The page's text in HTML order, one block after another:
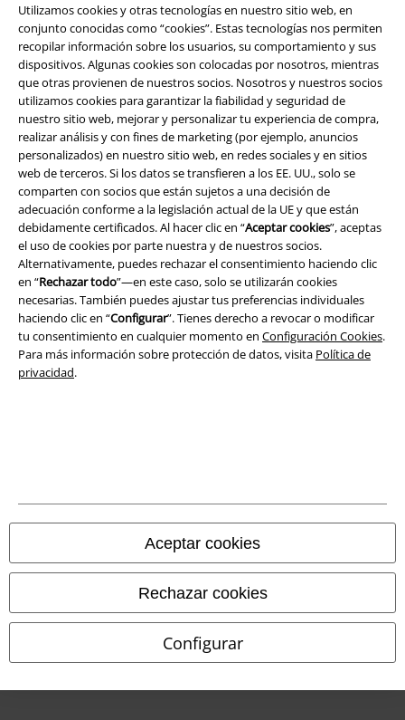
Utilizamos cookies y otras tecnologías en nuestro sitio web, en
conjunto conocidas como “cookies”. Estas tecnologías nos permiten
recopilar información sobre los usuarios, su comportamiento y sus
dispositivos. Algunas cookies son colocadas por nosotros, mientras
que otras provienen de nuestros socios. Nosotros y nuestros socios
utilizamos cookies para garantizar la fiabilidad y seguridad de
nuestro sitio web, mejorar y personalizar tu experiencia de compra,
realizar análisis y con fines de marketing (por ejemplo, anuncios
personalizados) en nuestro sitio web, en redes sociales y en sitios
web de terceros. Si los datos se transfieren a los EE. UU., solo se
comparten con socios que están sujetos a una decisión de
adecuación conforme a la legislación actual de la UE y que están
debidamente certificados. Al hacer clic en “Aceptar cookies”, aceptas
el uso de cookies por parte nuestra y de nuestros socios.
Alternativamente, puedes rechazar el consentimiento haciendo clic
en “Rechazar todo”—en este caso, solo se utilizarán cookies
necesarias. También puedes ajustar tus preferencias individuales
haciendo clic en “Configurar”. Tienes derecho a revocar o modificar
tu consentimiento en cualquier momento en Configuración Cookies.
Para más información sobre protección de datos, visita Política de
privacidad.
Aceptar cookies
Rechazar cookies
Configurar
Legal
Términos y Condiciones
Aviso Legal
Ley protección de datos
Eliminación de residuos y protección del medioambiente
Declaración de Conformidad
© 1986-2026 E.M.P. Merchandising HGmbH
Tiendas EMP online